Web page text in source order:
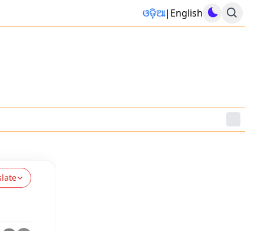
ଓଡ଼ିଆ| English